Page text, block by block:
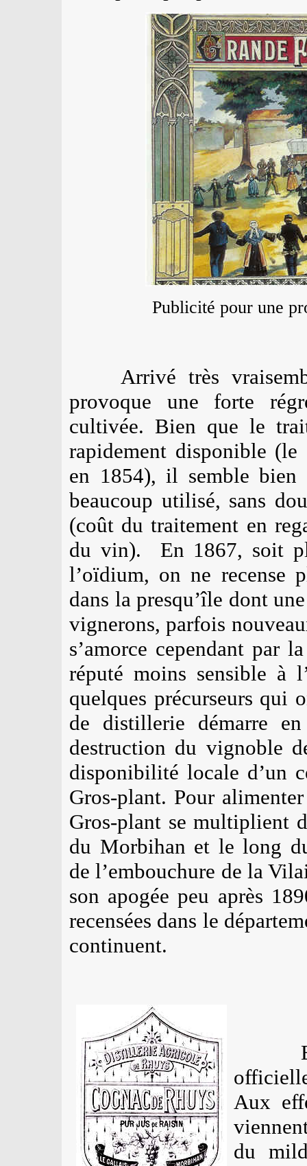
Publicité pour une
Arrivé très
provoque une forte
cultivée. Bien que le
rapidement disponible (le
en 1854), il semble bien
beaucoup utilisé, sans
(coût du traitement en
du vin).
En 1867, soit
l’oïdium, on ne recense
dans la presqu’île dont
vignerons, parfois
s’amorce cependant par
réputé moins sensible à
quelques précurseurs qui
de distillerie démarre
destruction du vignoble
disponibilité locale d’un
Gros-plant. Pour
Gros-plant se multiplient
du Morbihan et le long
de l’embouchure de la
son apogée peu après
recensées dans le
continuent.
Aux
du